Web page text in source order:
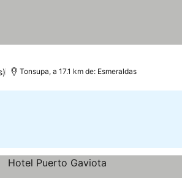
Tonsupa, a 17.1 km de: Esmeraldas